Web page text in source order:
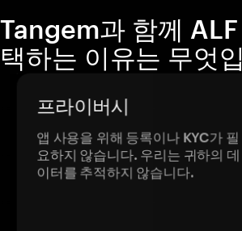
Tangem과 함께 ALF
택하는 이유는 무엇
프라이버시
앱 사용을 위해 등록이나 KYC가 필
요하지 않습니다. 우리는 귀하의 데
이터를 추적하지 않습니다.